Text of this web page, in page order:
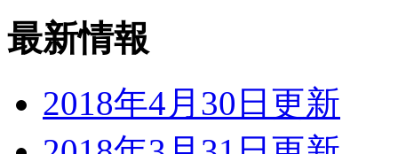
最新情報
2018年4月30日更新